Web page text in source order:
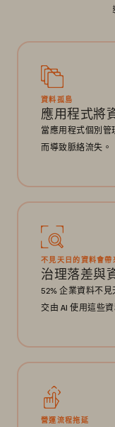
資料孤島
應用程式將
當應用程式個別
而導致脈絡流失。
不見天日的資料會帶
治理落差與
52% 企業資料不
交由 AI 使用這些
營運流程拖延